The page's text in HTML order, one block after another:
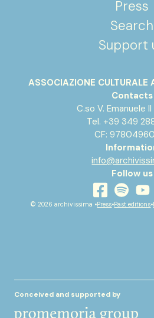
Press
Search
Support
ASSOCIAZIONE CULTURALE
Contacts
C.so V. Emanuele
Tel. +39 349
CF:
Follow us
facebook
spotify
© 2026 archivissima •Press•Past editions•
Conceived and supported by